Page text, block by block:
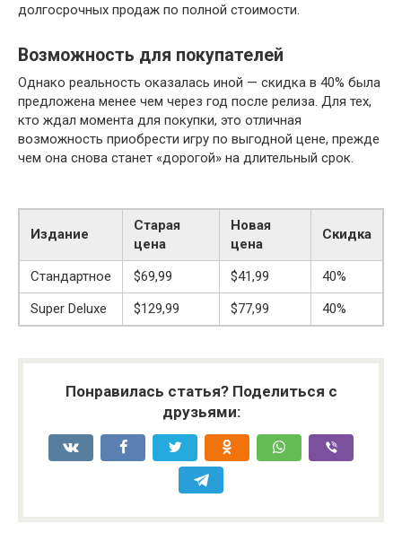
долгосрочных продаж по полной стоимости.
Возможность для покупателей
Однако реальность оказалась иной — скидка в 40% была
предложена менее чем через год после релиза. Для тех,
кто ждал момента для покупки, это отличная
возможность приобрести игру по выгодной цене, прежде
чем она снова станет «дорогой» на длительный срок.
Издание
Старая
цена
Новая
цена
Скидка
Стандартное $69,99 $41,99
40%
Super Deluxe
$129,99 $77,99 40%
Понравилась статья? Поделиться с
друзьями: